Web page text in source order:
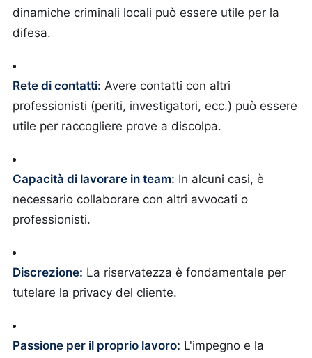
dinamiche criminali locali può essere utile per la
difesa.
Rete di contatti: Avere contatti con altri
professionisti (periti, investigatori, ecc.) può essere
utile per raccogliere prove a discolpa.
Capacità di lavorare in team: In alcuni casi, è
necessario collaborare con altri avvocati o
professionisti.
Discrezione: La riservatezza è fondamentale per
tutelare la privacy del cliente.
Passione per il proprio lavoro: L'impegno e la